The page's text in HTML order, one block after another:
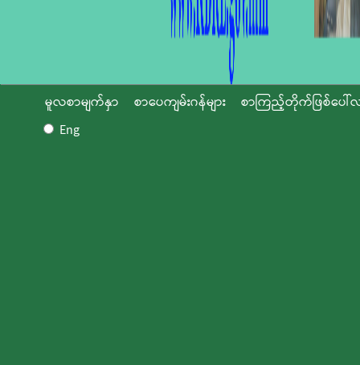
မူလစာမျက်နှာ စာပေကျမ်းဂန်များ
စာကြည့်တိုက်ဖြစ်ပေါ်
Eng